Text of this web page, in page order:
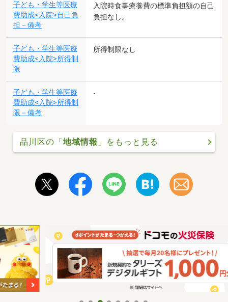
子ども・学生等医療
費助成<入院>自己負
担－備考
入院時食事療養費の標準負担額の自己
負担なし。
子ども・学生等医療
費助成<入院>所得制
限
所得制限なし
子ども・学生等医療
費助成<入院>所得制
限－備考
-
品川区の「地域情報 」をもっと見る